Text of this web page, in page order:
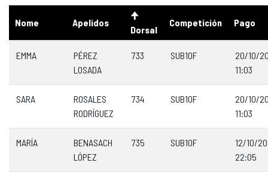
Nome Apelidos
Dorsal
Competición Pago
EMMA
PÉREZ
LOSADA
733 SUB10F
20/10/
11:03
SARA
ROSALES
RODRÍGUEZ
734 SUB10F
20/10/
11:03
MARÍA
BENASACH
LÓPEZ
735 SUB10F
12/10/
22:05